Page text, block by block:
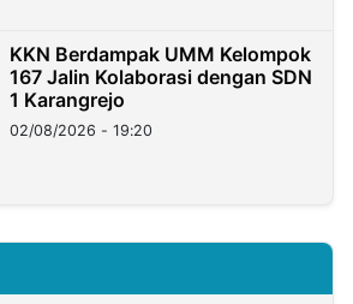
KKN Berdampak UMM Kelompok
167 Jalin Kolaborasi dengan SDN
1 Karangrejo
02/08/2026 - 19:20